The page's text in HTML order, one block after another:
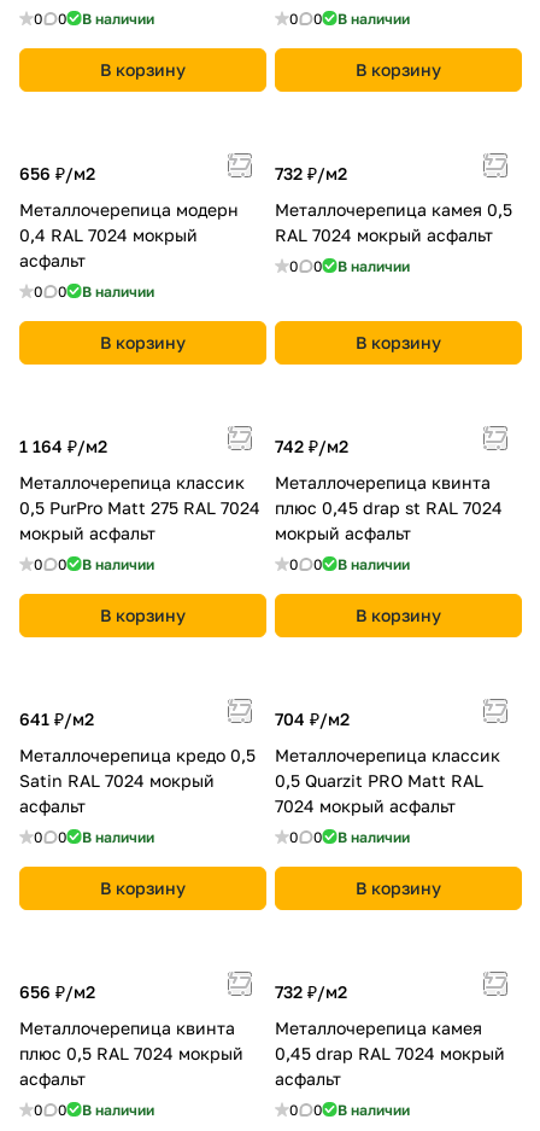
0 0 В наличии
В корзину
асфальт
0 0 В наличии
В корзину
656 ₽/м2
Металлочерепица модерн
0,4 RAL 7024 мокрый
асфальт
0 0 В наличии
В корзину
732 ₽/м2
Металлочерепица камея 0,5
RAL 7024 мокрый асфальт
0 0 В наличии
В корзину
1 164 ₽/м2
Металлочерепица классик
0,5 PurPro Matt 275 RAL 7024
мокрый асфальт
0 0 В наличии
В корзину
742 ₽/м2
Металлочерепица квинта
плюс 0,45 drap st RAL 7024
мокрый асфальт
0 0 В наличии
В корзину
641 ₽/м2
Металлочерепица кредо 0,5
Satin RAL 7024 мокрый
асфальт
0 0 В наличии
В корзину
704 ₽/м2
Металлочерепица классик
0,5 Quarzit PRO Matt RAL
7024 мокрый асфальт
0 0 В наличии
В корзину
656 ₽/м2
Металлочерепица квинта
плюс 0,5 RAL 7024 мокрый
асфальт
0 0 В наличии
732 ₽/м2
Металлочерепица камея
0,45 drap RAL 7024 мокрый
асфальт
0 0 В наличии